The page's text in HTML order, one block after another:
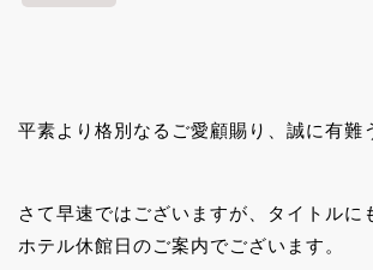
平素より格別なるご愛顧賜り、誠に有難
さて早速ではございますが、タイトルに
ホテル休館日のご案内でございます。